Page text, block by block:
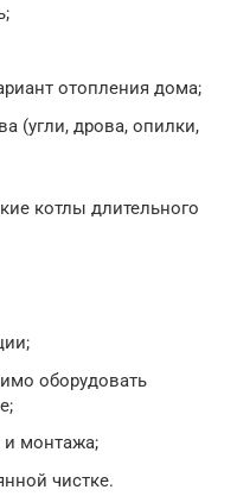
отопления дома;
(угли, дрова, опилки,
котлы длительного
оборудовать
и монтажа;
чистке.